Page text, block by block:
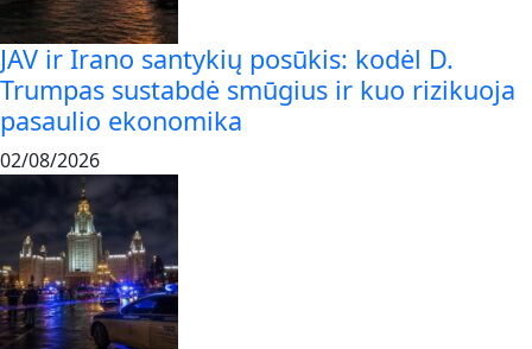
JAV ir Irano santykių posūkis: kodėl D.
Trumpas sustabdė smūgius ir kuo rizikuoja
pasaulio ekonomika
02/08/2026